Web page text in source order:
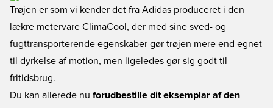
Trøjen er som vi kender det fra Adidas produceret i den
lækre metervare ClimaCool, der med sine sved- og
fugttransporterende egenskaber gør trøjen mere end egnet
til dyrkelse af motion, men ligeledes gør sig godt til
fritidsbrug.
Du kan allerede nu forudbestille dit eksemplar af den